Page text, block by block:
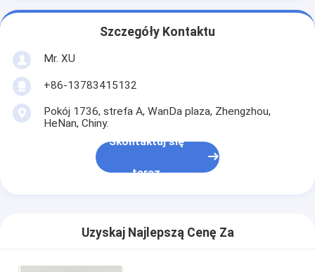
Szczegóły Kontaktu
Mr. XU
+86-13783415132
Pokój 1736, strefa A, WanDa plaza, Zhengzhou,
HeNan, Chiny.
Skontaktuj się
teraz
Uzyskaj Najlepszą Cenę Za